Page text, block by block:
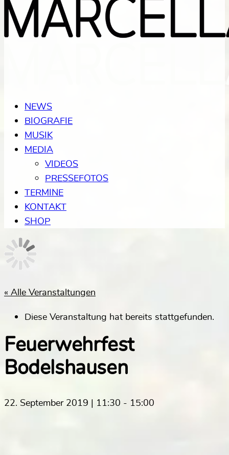
NEWS
BIOGRAFIE
MUSIK
MEDIA
VIDEOS
PRESSEFOTOS
TERMINE
KONTAKT
SHOP
« Alle Veranstaltungen
Diese Veranstaltung hat bereits stattgefunden.
Feuerwehrfest
Bodelshausen
22. September 2019 | 11:30 - 15:00